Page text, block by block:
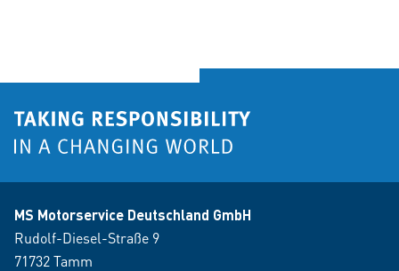
MS Motorservice Deutschland GmbH
Rudolf-Diesel-Straße 9
71732 Tamm